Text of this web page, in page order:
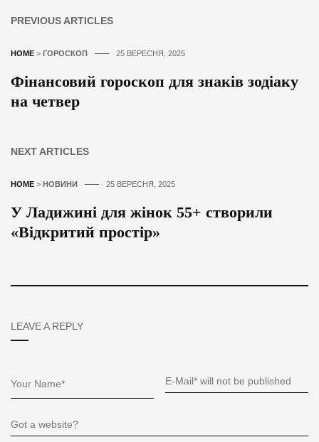
PREVIOUS ARTICLES
HOME > ГОРОСКОП 25 ВЕРЕСНЯ, 2025
Фінансовий гороскоп для знаків зодіаку
на четвер
NEXT ARTICLES
HOME > НОВИНИ 25 ВЕРЕСНЯ, 2025
У Ладижині для жінок 55+ створили
«Відкритий простір»
LEAVE A REPLY